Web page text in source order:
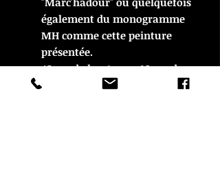
également du monogramme
MH comme cette peinture
présentée.
42 cm de hauteur x 10 cm de
largeur, à vue.